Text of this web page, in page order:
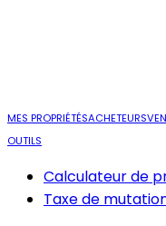
MES PROPRIÉTÉSACHETEURS
OUTILS
Calculateur de
Taxe de